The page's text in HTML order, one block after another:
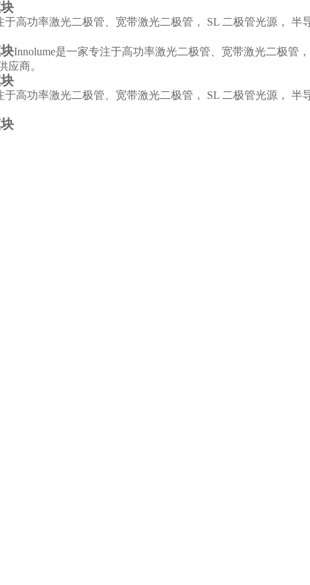
于高功率激光二极管、宽带激光二极管， SL 二极管光源， 半
Innolume是一家专注于高功率激光二极管、宽带激光二极管
应商。
于高功率激光二极管、宽带激光二极管， SL 二极管光源， 半